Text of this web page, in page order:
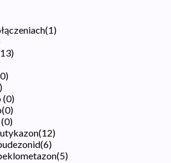
(1)
13)
0)
)
(0)
(0)
(0)
(12)
(6)
(5)